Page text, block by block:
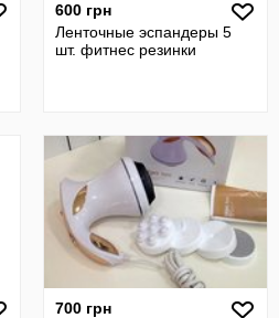
600 грн
Ленточные эспандеры 5
шт. фитнес резинки
700 грн